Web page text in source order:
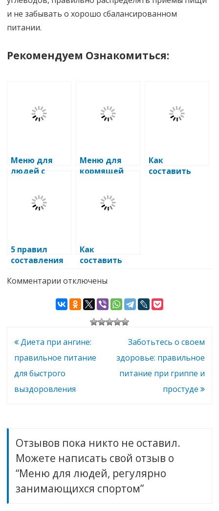
и не забывать о хорошо сбалансированном
питании.
Рекомендуем Ознакомиться:
Меню для
людей с
обмена
веществ
Меню для
кормящей
простые
правила,
здоровые
Как
составить
5 правил
составления
людей с
Как
составить
людей,
камнями в
Комментарии к
Меню
для
людей,
регулярно
занимающихся
отключены
Навигация
по
записям
Диета при ангине:
правильное питание
для быстрого
выздоровления
Заботьтесь о своем
здоровье: правильное
питание при гриппе и
простуде
Отзывов пока никто не оставил.
Можете написать свой отзыв о
“Меню для людей, регулярно
занимающихся спортом”